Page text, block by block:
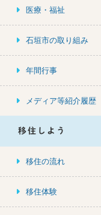
医療・福祉
石垣市の取り組み
年間行事
メディア等紹介履歴
移住しよう
移住の流れ
移住体験